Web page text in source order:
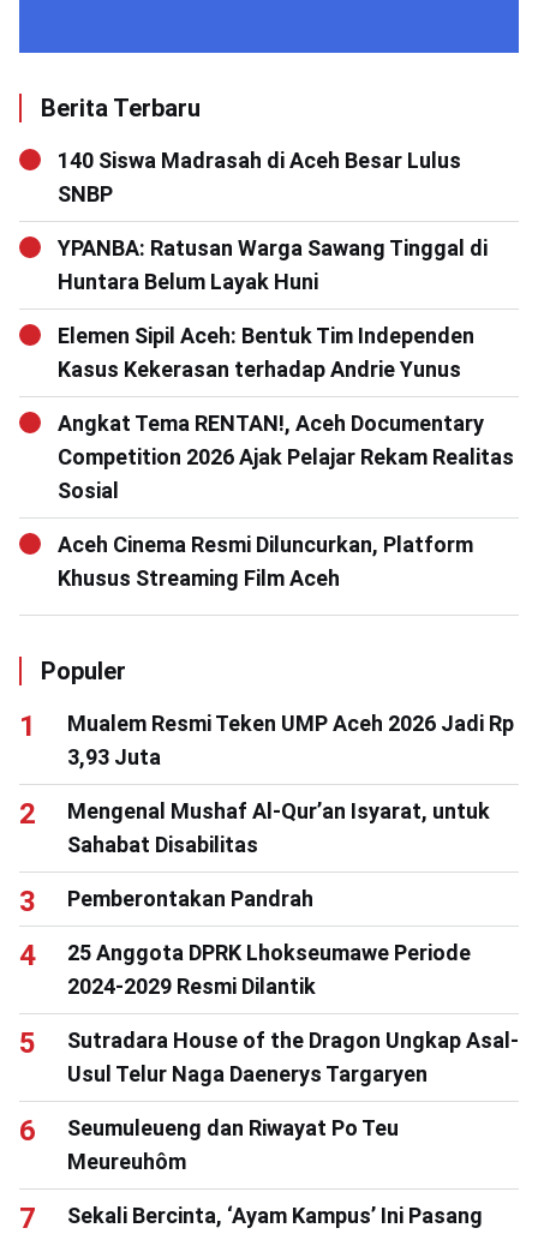
Berita Terbaru
140 Siswa Madrasah di Aceh Besar Lulus
SNBP
YPANBA: Ratusan Warga Sawang Tinggal di
Huntara Belum Layak Huni
Elemen Sipil Aceh: Bentuk Tim Independen
Kasus Kekerasan terhadap Andrie Yunus
Angkat Tema RENTAN!, Aceh Documentary
Competition 2026 Ajak Pelajar Rekam Realitas
Sosial
Aceh Cinema Resmi Diluncurkan, Platform
Khusus Streaming Film Aceh
Populer
Mualem Resmi Teken UMP Aceh 2026 Jadi Rp
3,93 Juta
Mengenal Mushaf Al-Qur’an Isyarat, untuk
Sahabat Disabilitas
Pemberontakan Pandrah
25 Anggota DPRK Lhokseumawe Periode
2024-2029 Resmi Dilantik
Sutradara House of the Dragon Ungkap Asal-
Usul Telur Naga Daenerys Targaryen
Seumuleueng dan Riwayat Po Teu
Meureuhôm
Sekali Bercinta, ‘Ayam Kampus’ Ini Pasang